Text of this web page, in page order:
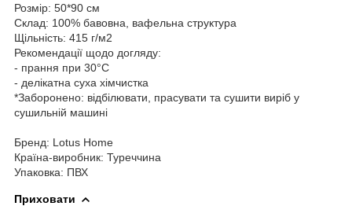
Розмір: 50*90 см
Склад: 100% бавовна, вафельна структура
Щільність: 415 г/м2
Рекомендації щодо догляду:
- прання при 30°C
- делікатна суха хімчистка
*Заборонено: відбілювати, прасувати та сушити виріб у
сушильній машині
Бренд: Lotus Home
Країна-виробник: Туреччина
Упаковка: ПВХ
Приховати